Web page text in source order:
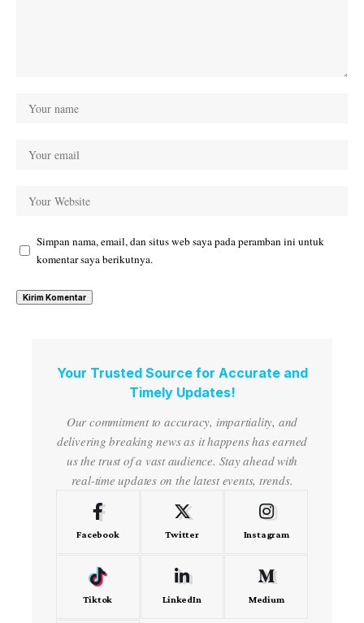
Simpan nama, email, dan situs web saya pada peramban ini untuk
komentar saya berikutnya.
Your Trusted Source for Accurate and
Timely Updates!
Our commitment to accuracy, impartiality, and
delivering breaking news as it happens has earned
us the trust of a vast audience. Stay ahead with
real-time updates on the latest events, trends.
Facebook Twitter Instagram
Tiktok LinkedIn Medium